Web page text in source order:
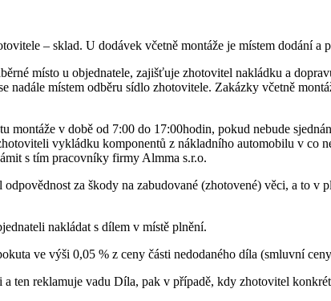
– sklad. U dodávek včetně montáže je místem dodání a
místo u objednatele, zajišťuje zhotovitel nakládku a
nadále místem odběru sídlo zhotovitele. Zakázky včetně
montáže v době od 7:00 do 17:00hodin, pokud nebude
vykládku komponentů z nákladního automobilu v co
s tím pracovníky firmy Almma s.r.o.
za škody na zabudované (zhotovené) věci, a to v
nakládat s dílem v místě plnění.
ve výši 0,05 % z ceny části nedodaného díla (smluvní
ten reklamuje vadu Díla, pak v případě, kdy zhotovitel